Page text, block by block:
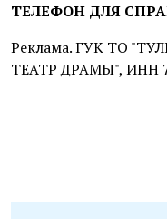
ТЕЛЕФОН ДЛЯ
Реклама. ГУК ТО
ТЕАТР ДРАМЫ", ИНН